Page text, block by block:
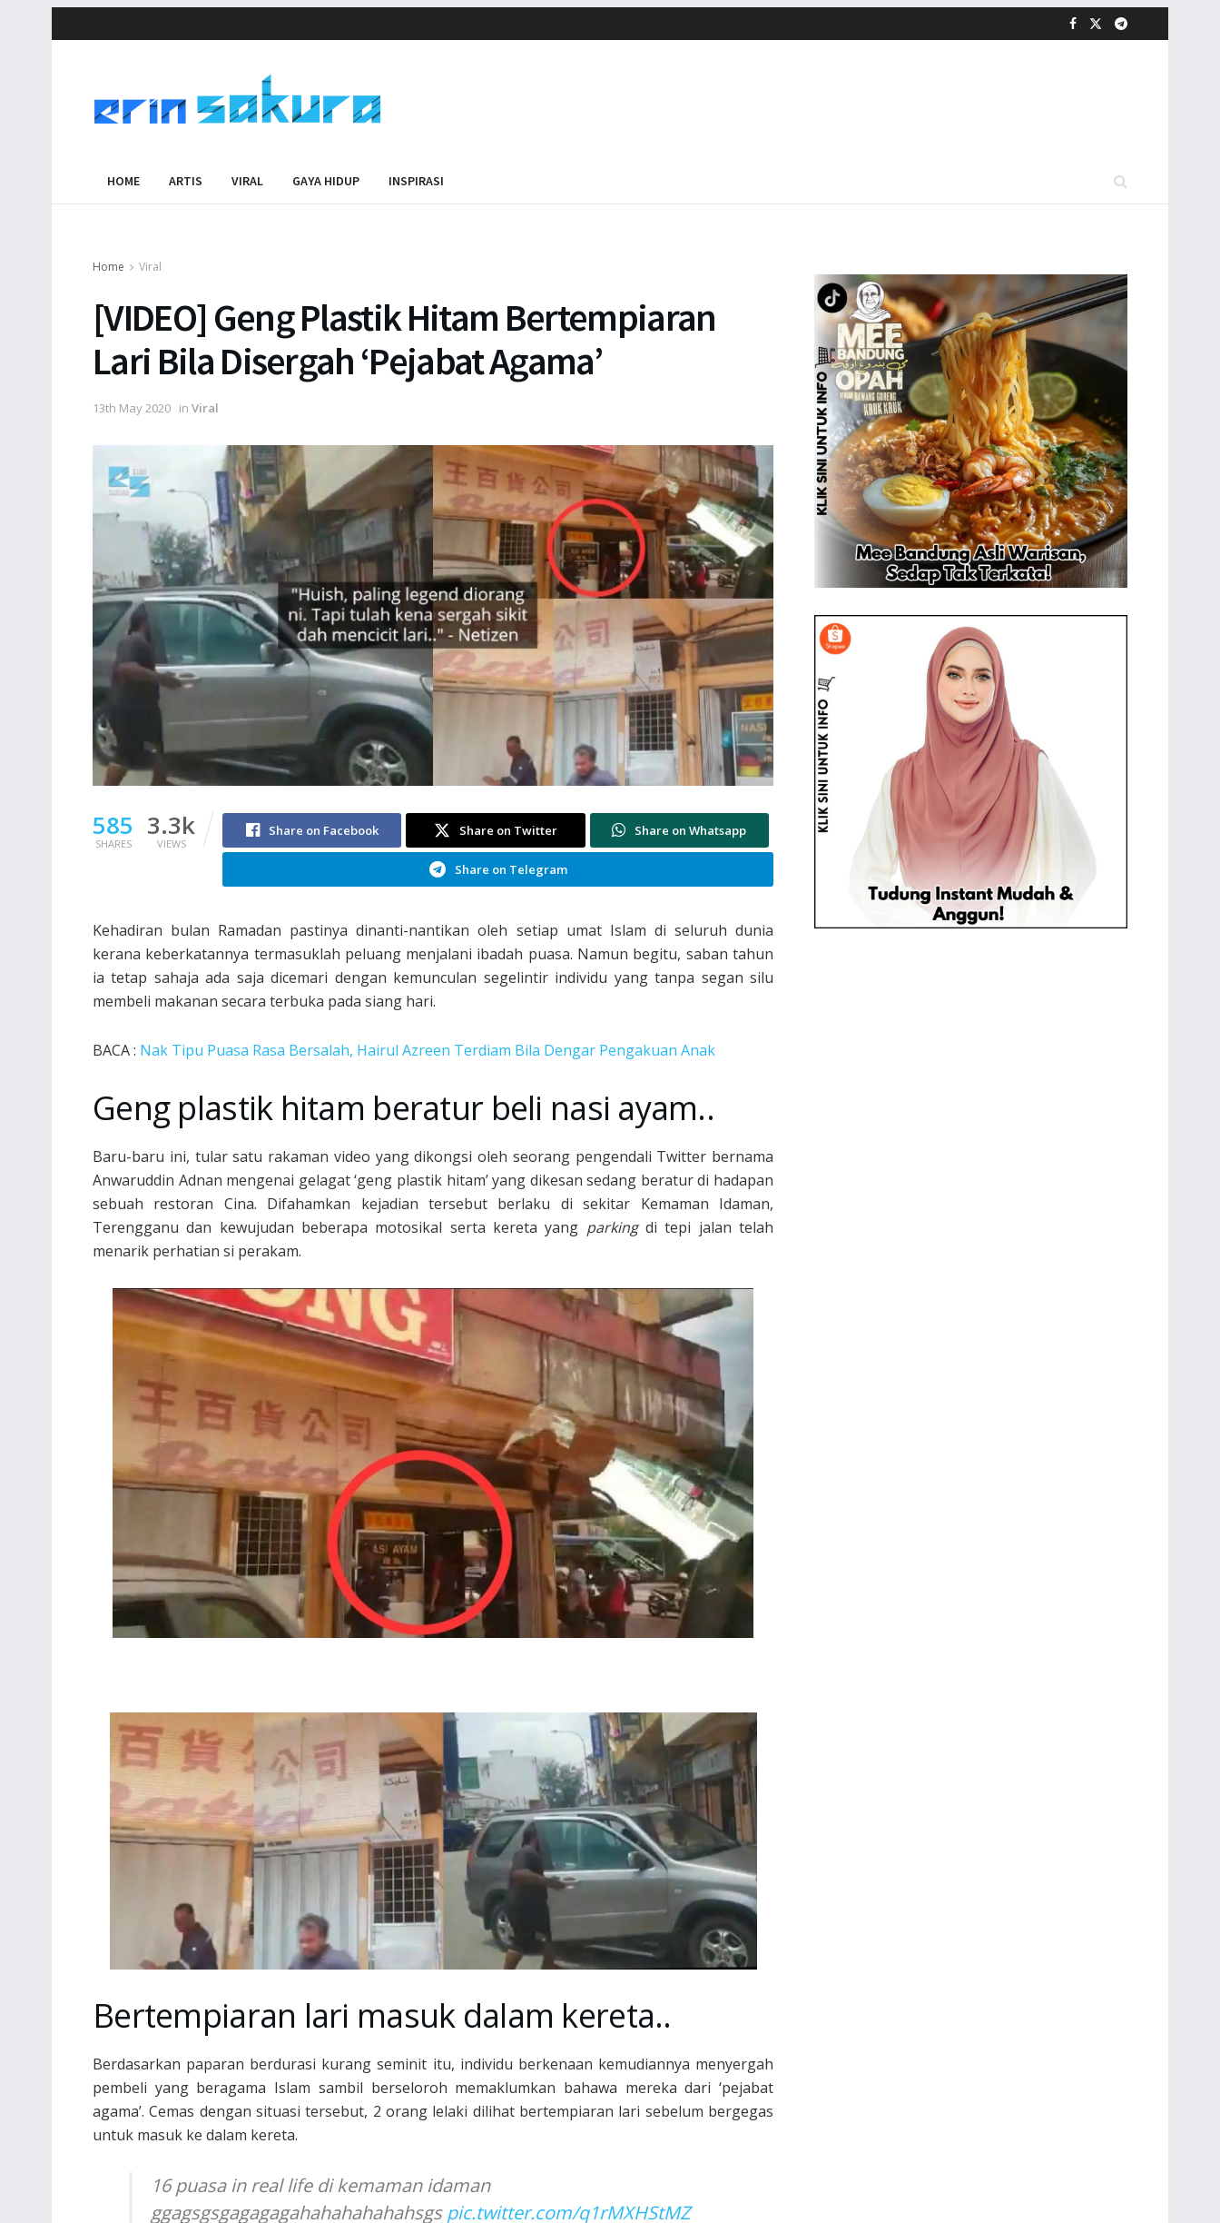
HOME ARTIS VIRAL GAYA HIDUP INSPIRASI
Home Viral
[VIDEO] Geng Plastik Hitam Bertempiaran
Lari Bila Disergah ‘Pejabat Agama’
13th May 2020 in Viral
585
SHARES
3.3k
VIEWS
Share on Facebook Share on Twitter Share on Whatsapp
Share on Telegram
Kehadiran bulan Ramadan pastinya dinanti-nantikan oleh setiap umat Islam di seluruh dunia
kerana keberkatannya termasuklah peluang menjalani ibadah puasa. Namun begitu, saban tahun
ia tetap sahaja ada saja dicemari dengan kemunculan segelintir individu yang tanpa segan silu
membeli makanan secara terbuka pada siang hari.
BACA : Nak Tipu Puasa Rasa Bersalah, Hairul Azreen Terdiam Bila Dengar Pengakuan Anak
Geng plastik hitam beratur beli nasi ayam..
Baru-baru ini, tular satu rakaman video yang dikongsi oleh seorang pengendali Twitter bernama
Anwaruddin Adnan mengenai gelagat ‘geng plastik hitam’ yang dikesan sedang beratur di hadapan
sebuah restoran Cina. Difahamkan kejadian tersebut berlaku di sekitar Kemaman Idaman,
Terengganu dan kewujudan beberapa motosikal serta kereta yang parkingdi tepi jalan telah
menarik perhatian si perakam.
Bertempiaran lari masuk dalam kereta..
Berdasarkan paparan berdurasi kurang seminit itu, individu berkenaan kemudiannya menyergah
pembeli yang beragama Islam sambil berseloroh memaklumkan bahawa mereka dari ‘pejabat
agama’. Cemas dengan situasi tersebut, 2 orang lelaki dilihat bertempiaran lari sebelum bergegas
untuk masuk ke dalam kereta.
16 puasa in real life di kemaman idaman
ggagsgsgagagagahahahahahahsgspic.twitter.com/q1rMXHStMZ